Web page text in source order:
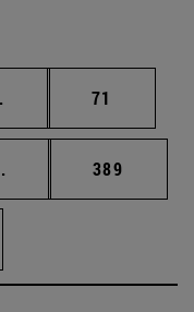
Páginas intermedias
Página
71
Páginas intermedias
Página
389